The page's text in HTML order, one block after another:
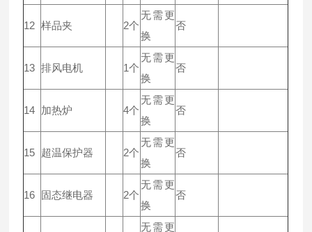
12 样品夹 2个
无需更
换
否
13 排风电机 1个
无需更
换
否
14 加热炉 4个
无需更
换
否
15 超温保护器 2个
无需更
换
否
16 固态继电器 2个
无需更
换
否
无需更